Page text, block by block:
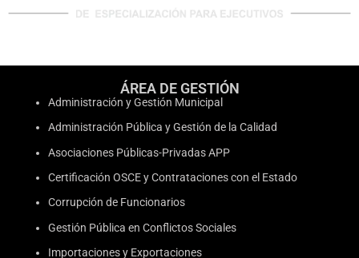
ÁREA DE GESTIÓN
Administración y Gestión Municipal
Administración Pública y Gestión de la Calidad
Asociaciones Públicas-Privadas APP
Certificación OSCE y Contrataciones con el Estado
Corrupción de Funcionarios
Gestión Pública en Conflictos Sociales
Importaciones y Exportaciones